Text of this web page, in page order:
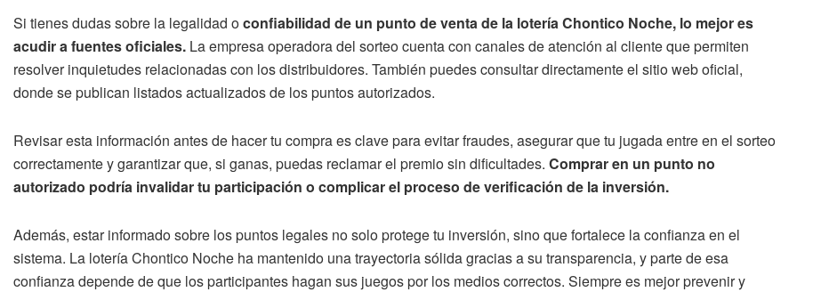
Si tienes dudas sobre la legalidad oconfiabilidad de un punto de venta de la lotería Chontico Noche, lo mejor es
acudir a fuentes oficiales. La empresa operadora del sorteo cuenta con canales de atención al cliente que permiten
resolver inquietudes relacionadas con los distribuidores. También puedes consultar directamente el sitio web oficial,
donde se publican listados actualizados de los puntos autorizados.
Revisar esta información antes de hacer tu compra es clave para evitar fraudes, asegurar que tu jugada entre en el sorteo
correctamente y garantizar que, si ganas, puedas reclamar el premio sin dificultades. Comprar en un punto no
autorizado podría invalidar tu participación o complicar el proceso de verificación de la inversión.
Además, estar informado sobre los puntos legales no solo protege tu inversión, sino que fortalece la confianza en el
sistema. La lotería Chontico Noche ha mantenido una trayectoria sólida gracias a su transparencia, y parte de esa
confianza depende de que los participantes hagan sus juegos por los medios correctos. Siempre es mejor prevenir y